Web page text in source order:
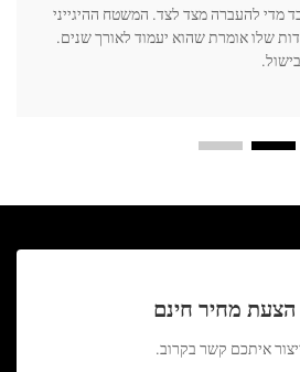
מדי להעברה מצד לצד. המשטח ההיגייני
שלו אומרת שהוא יעמוד לאורך שנים.
הצעת מחיר חינם
ייצור איתכם קשר בקרוב.